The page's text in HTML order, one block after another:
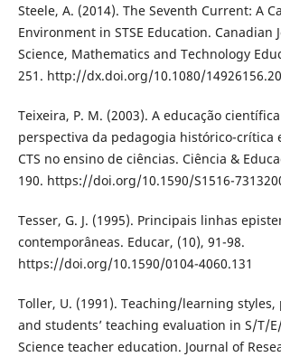
Steele, A. (2014). The Seventh Current: A
Environment in STSE Education. Canadian
Science, Mathematics and Technology
251. http://dx.doi.org/10.1080/
Teixeira, P. M. (2003). A educação
perspectiva da pedagogia histórico-crítica
CTS no ensino de ciências. Ciência &
190. https://doi.org/10.1590/S1516-
Tesser, G. J. (1995). Principais linhas
contemporâneas. Educar, (10), 91-98.
https://doi.org/10.1590/0104-4060.131
Toller, U. (1991). Teaching/learning styles,
and students’ teaching evaluation in S/T/
Science teacher education. Journal of